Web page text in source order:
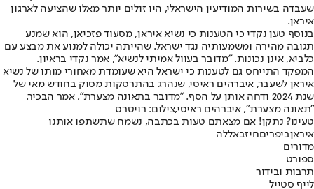
שעבדה בשירות המודיעין הישראלי, היו זולים יותר מאלו שהציעה לארגון
איראן.
בנוסף טען נקדי כי הטענות כי נשיא איראן, מסעוד פזכיאן, הוא שמנע
תגובה מהירה ומשמעותיה נגד ישראל. שהייתה יכולה למנוע את מבצע עם
כלביא, אינן נכונות. "מדובר בעוול אמיתי לנשיא", אמר נקדי בראיון.
המפקד התייחס גם לטענות כי ישראל היא שעומדת מאחורי מותו של נשיא
איראן לשעבר, איברהים ראיסי, שנהרג בהתרסקות מסוק בחודש מאי של
שנת 2024 ודחה אותן על הסף. "מדובר בתאונה מצערת", אמר הבכיר.
"תאונה מצערת", איברהים ראיסי,צילום: רויטרס
טעינו? נתקן! אם מצאתם טעות בכתבה, נשמח שתשתפו אותנו
איראןביפריםחיזבאללה
מדורים
ספורט
תרבות ובידור
לייף סטייל